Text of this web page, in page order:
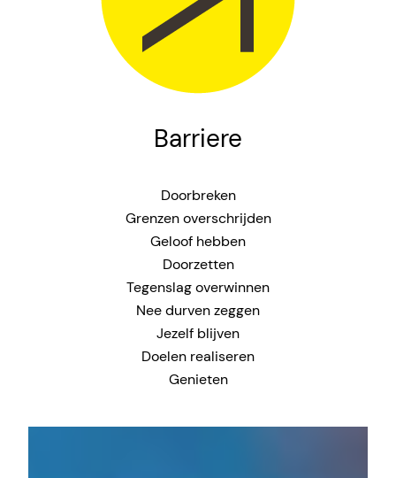
Barriere
Doorbreken
Grenzen overschrijden
Geloof hebben
Doorzetten
Tegenslag overwinnen
Nee durven zeggen
Jezelf blijven
Doelen realiseren
Genieten